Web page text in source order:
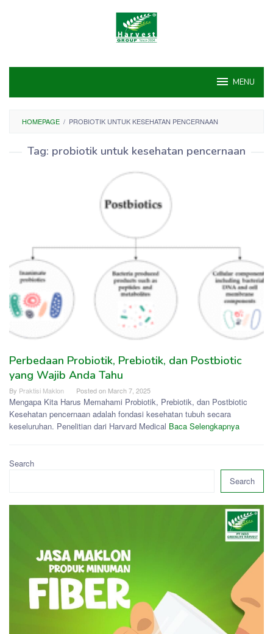
MENU
HOMEPAGE / PROBIOTIK UNTUK KESEHATAN PENCERNAAN
Tag: probiotik untuk kesehatan pencernaan
Perbedaan Probiotik, Prebiotik, dan Postbiotic
yang Wajib Anda Tahu
By Praktisi Maklon Posted on March 7, 2025
Mengapa Kita Harus Memahami Probiotik, Prebiotik, dan Postbiotic
Kesehatan pencernaan adalah fondasi kesehatan tubuh secara
keseluruhan. Penelitian dari Harvard Medical Baca Selengkapnya
Search
Search